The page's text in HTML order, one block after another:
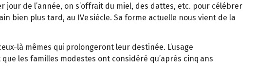
de l’année, on s’offrait du miel, des dattes, etc. pour célébrer
bien plus tard, au IVe siècle. Sa forme actuelle nous vient de la
là mêmes qui prolongeront leur destinée. L’usage
les familles modestes ont considéré qu’après cinq ans